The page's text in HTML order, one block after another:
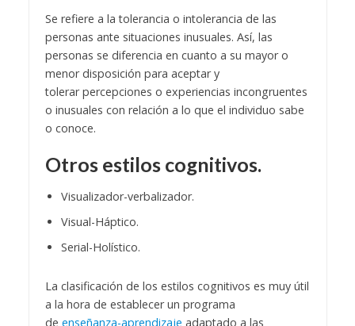
Se refiere a la tolerancia o intolerancia de las
personas ante situaciones inusuales. Así, las
personas se diferencia en cuanto a su mayor o
menor disposición para aceptar y
tolerar percepciones o experiencias incongruentes
o inusuales con relación a lo que el individuo sabe
o conoce.
Otros estilos cognitivos.
Visualizador-verbalizador.
Visual-Háptico.
Serial-Holístico.
La clasificación de los estilos cognitivos es muy útil
a la hora de establecer un programa
de enseñanza-aprendizaje adaptado a las